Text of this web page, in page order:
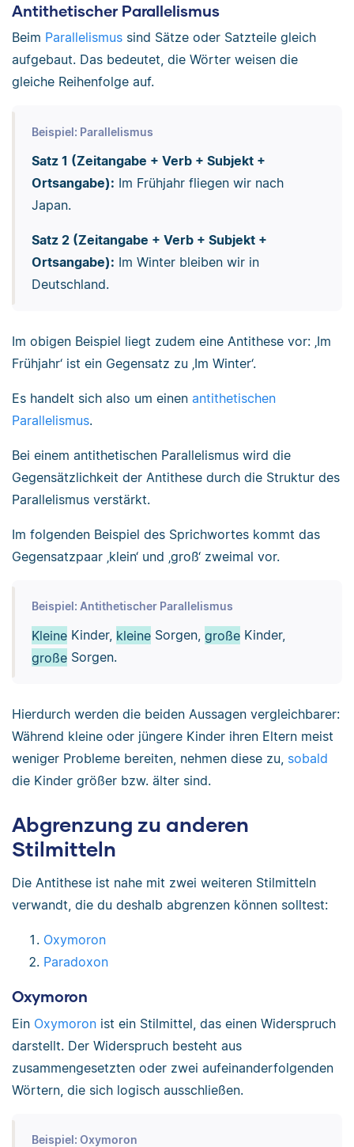
Antithetischer Parallelismus
Beim Parallelismus sind Sätze oder Satzteile gleich
aufgebaut. Das bedeutet, die Wörter weisen die
gleiche Reihenfolge auf.
Beispiel: Parallelismus
Satz 1 (Zeitangabe + Verb + Subjekt +
Ortsangabe): Im Frühjahr fliegen wir nach
Japan.
Satz 2 (Zeitangabe + Verb + Subjekt +
Ortsangabe): Im Winter bleiben wir in
Deutschland.
Im obigen Beispiel liegt zudem eine Antithese vor: ‚Im
Frühjahr‘ ist ein Gegensatz zu ‚Im Winter‘.
Es handelt sich also um einen antithetischen
Parallelismus.
Bei einem antithetischen Parallelismus wird die
Gegensätzlichkeit der Antithese durch die Struktur des
Parallelismus verstärkt.
Im folgenden Beispiel des Sprichwortes kommt das
Gegensatzpaar ‚klein‘ und ‚groß‘ zweimal vor.
Beispiel: Antithetischer Parallelismus
KleineKinder, kleineSorgen, großeKinder,
großeSorgen.
Hierdurch werden die beiden Aussagen vergleichbarer:
Während kleine oder jüngere Kinder ihren Eltern meist
weniger Probleme bereiten, nehmen diese zu, sobald
die Kinder größer bzw. älter sind.
Abgrenzung zu anderen
Stilmitteln
Die Antithese ist nahe mit zwei weiteren Stilmitteln
verwandt, die du deshalb abgrenzen können solltest:
Oxymoron
Paradoxon
Oxymoron
Ein Oxymoron ist ein Stilmittel, das einen Widerspruch
darstellt. Der Widerspruch besteht aus
zusammengesetzten oder zwei aufeinanderfolgenden
Wörtern, die sich logisch ausschließen.
Beispiel: Oxymoron